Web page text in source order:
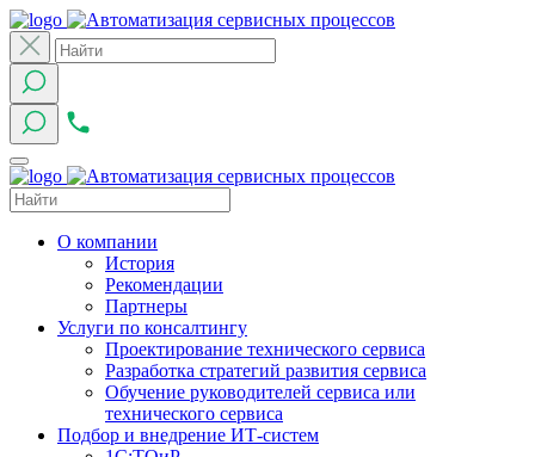
О компании
История
Рекомендации
Партнеры
Услуги по консалтингу
Проектирование технического сервиса
Разработка стратегий развития сервиса
Обучение руководителей сервиса или
технического сервиса
Подбор и внедрение ИТ-систем